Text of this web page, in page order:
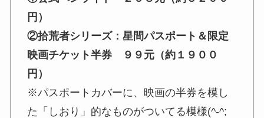
円）
②拾荒者シリーズ：星間パスポート＆限定
映画チケット半券 ９９元（約１９００
円）
※パスポートカバーに、映画の半券を模し
た「しおり」的なものがついてる模様(^-^;